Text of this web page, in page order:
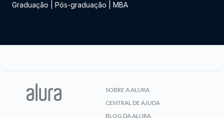
Graduação Pós-graduação MBA
SOBRE A ALURA
CENTRAL DE AJUDA
BLOG DA ALURA